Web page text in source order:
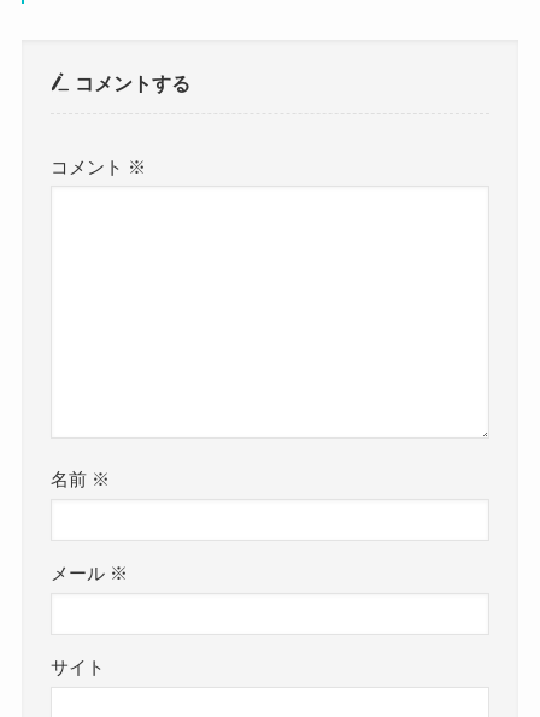
る？
まず気になるのがもりもとさなさんが結婚してい
参考：https://x.com/__morichan_
https://www.instagram.com/sanamorimoto?
もりもとさなさんは現在26歳で、バンドの中では2
バンド加入時も21歳と大学生時代でした。
コメントする
コメント ※
名前 ※
メール ※
サイト